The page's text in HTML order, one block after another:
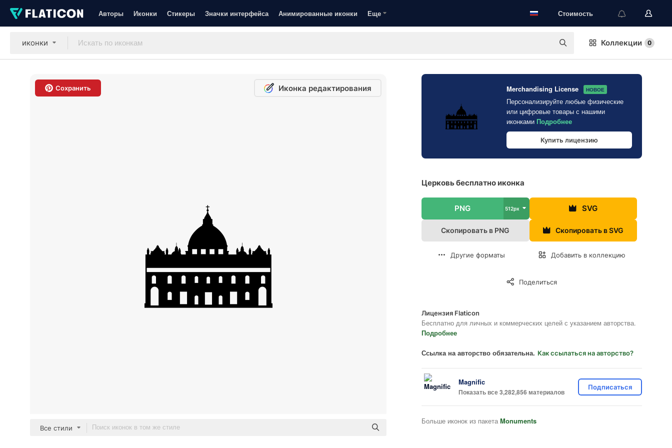
Авторы Иконки Стикеры Значки интерфейса Анимированные иконки Еще Стоимость
иконки Коллекции 0
Сохранить Иконка редактирования
Все стили
Merchandising License НОВОЕ
Персонализируйте любые физические
или цифровые товары с нашими
иконками Подробнее
Купить лицензию
Церковь бесплатно иконка
PNG 512px SVG
Скопировать в PNG Скопировать в SVG
Другие форматы Добавить в коллекцию
Поделиться
Лицензия Flaticon
Бесплатно для личных и коммерческих целей с указанием авторства.
Подробнее
Ссылка на авторство обязательна. Как ссылаться на авторство?
Magnific
Показать все 3,282,856 материалов
Подписаться
Больше иконок из пакета Monuments